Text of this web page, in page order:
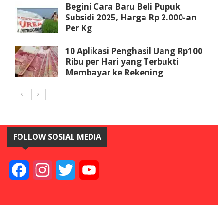
Begini Cara Baru Beli Pupuk
Subsidi 2025, Harga Rp 2.000-an
Per Kg
10 Aplikasi Penghasil Uang Rp100
Ribu per Hari yang Terbukti
Membayar ke Rekening
FOLLOW SOSIAL MEDIA
FacebookInstagramTwitter